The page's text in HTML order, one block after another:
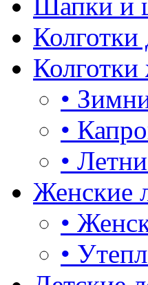
Колготки
•
•
•
Женские
•
•